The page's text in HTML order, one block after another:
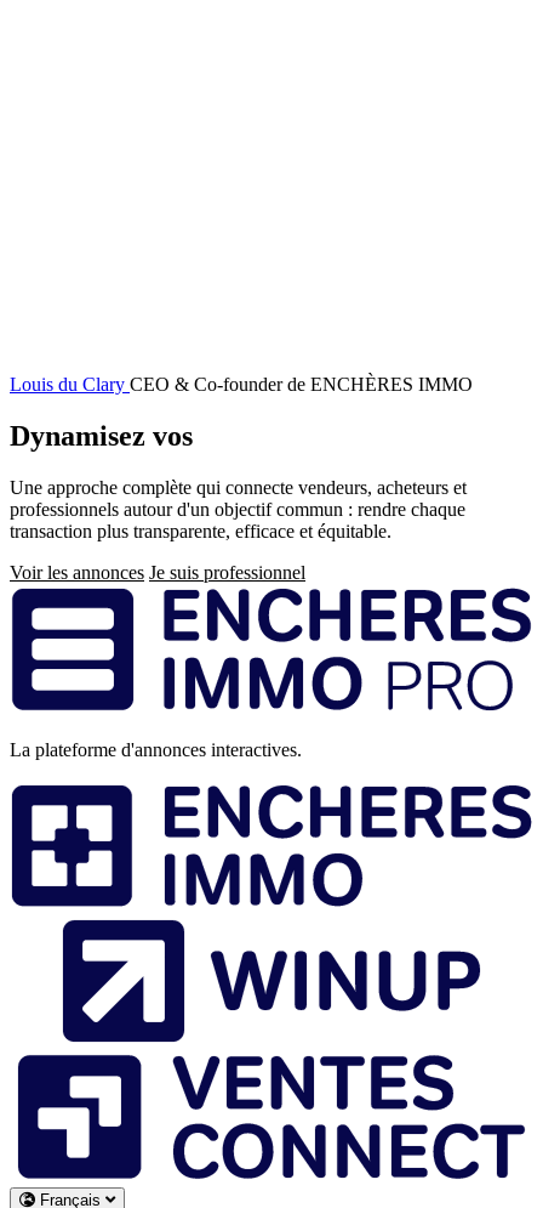
Louis du Clary CEO & Co-founder de ENCHÈRES IMMO
Dynamisez vos
Une approche complète qui connecte vendeurs, acheteurs et
professionnels autour d'un objectif commun : rendre chaque
transaction plus transparente, efficace et équitable.
Voir les annonces Je suis professionnel
Pied
de
page
La plateforme d'annonces interactives.
Français